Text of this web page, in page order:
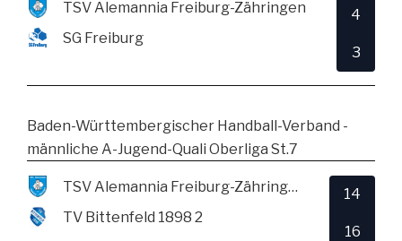
TSV Alemannia Freiburg-Zähringen
SG Freiburg
4
3
Baden-Württembergischer Handball-Verband -
männliche A-Jugend-Quali Oberliga St.7
TSV Alemannia Freiburg-Zähringen
TV Bittenfeld 1898 2
14
16